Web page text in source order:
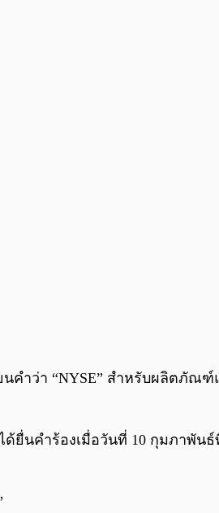
คำว่า “NYSE” สำหรับผลิตภัณ
ด้ยื่นคำร้องเมื่อวันที่ 10 กุมภาพัน